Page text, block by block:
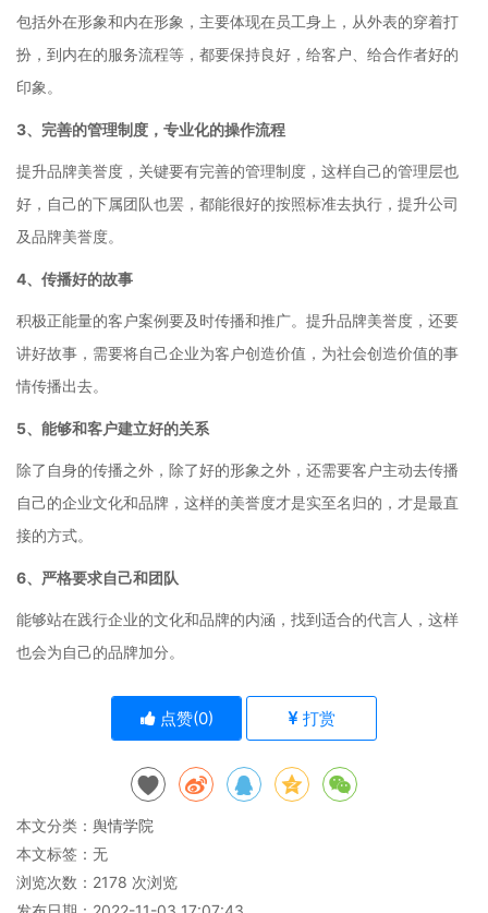
包括外在形象和内在形象，主要体现在员工身上，从外表的穿着打
扮，到内在的服务流程等，都要保持良好，给客户、给合作者好的
印象。
3、完善的管理制度，专业化的操作流程
提升品牌美誉度，关键要有完善的管理制度，这样自己的管理层也
好，自己的下属团队也罢，都能很好的按照标准去执行，提升公司
及品牌美誉度。
4、传播好的故事
积极正能量的客户案例要及时传播和推广。提升品牌美誉度，还要
讲好故事，需要将自己企业为客户创造价值，为社会创造价值的事
情传播出去。
5、能够和客户建立好的关系
除了自身的传播之外，除了好的形象之外，还需要客户主动去传播
自己的企业文化和品牌，这样的美誉度才是实至名归的，才是最直
接的方式。
6、严格要求自己和团队
能够站在践行企业的文化和品牌的内涵，找到适合的代言人，这样
也会为自己的品牌加分。
点赞(0) 打赏
本文分类： 舆情学院
本文标签：无
浏览次数： 2178 次浏览